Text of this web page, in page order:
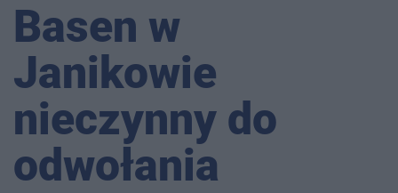
Basen w
Janikowie
nieczynny do
odwołania